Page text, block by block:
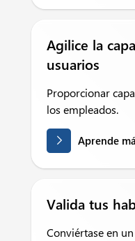
Agilice la
usuarios
Proporcionar
los empleados.
Aprende
Valida tus
Conviértase en